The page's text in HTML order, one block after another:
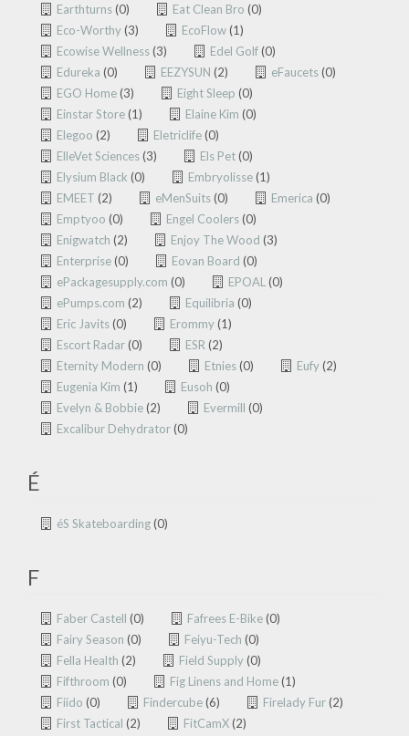
Earthturns(0) Eat Clean Bro (0)
Eco-Worthy(3) EcoFlow(1)
Ecowise Wellness(3) Edel Golf(0)
Edureka (0) EEZYSUN (2) eFaucets(0)
EGO Home(3) Eight Sleep (0)
Einstar Store(1) Elaine Kim (0)
Elegoo (2) Eletriclife(0)
ElleVet Sciences(3) Els Pet(0)
Elysium Black (0) Embryolisse(1)
EMEET (2) eMenSuits(0) Emerica (0)
Emptyoo (0) Engel Coolers(0)
Enigwatch (2) Enjoy The Wood (3)
Enterprise(0) Eovan Board (0)
ePackagesupply.com (0) EPOAL (0)
ePumps.com (2) Equilibria (0)
Eric Javits(0) Erommy(1)
Escort Radar(0) ESR (2)
Eternity Modern (0) Etnies(0) Eufy(2)
Eugenia Kim (1) Eusoh (0)
Evelyn & Bobbie(2) Evermill (0)
Excalibur Dehydrator(0)
É
éS Skateboarding(0)
F
Faber Castell (0) Fafrees E-Bike(0)
Fairy Season (0) Feiyu-Tech (0)
Fella Health (2) Field Supply(0)
Fifthroom (0) Fig Linens and Home(1)
Fiido (0) Findercube(6) Firelady Fur(2)
First Tactical (2) FitCamX(2)